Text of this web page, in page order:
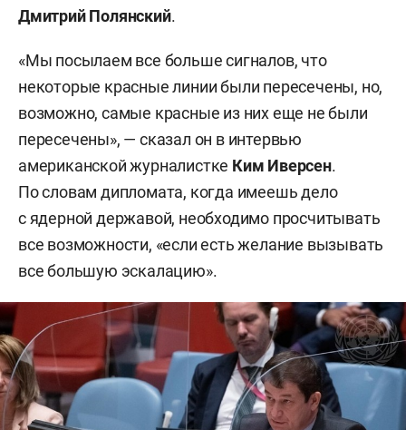
Дмитрий Полянский.
«Мы посылаем все больше сигналов, что
некоторые красные линии были пересечены, но,
возможно, самые красные из них еще не были
пересечены», — сказал он в интервью
американской журналистке Ким Иверсен.
По словам дипломата, когда имеешь дело
с ядерной державой, необходимо просчитывать
все возможности, «если есть желание вызывать
все большую эскалацию».